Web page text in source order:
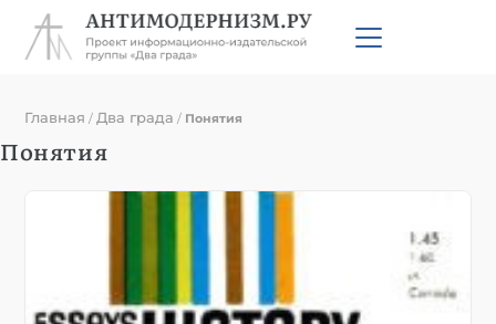
Главная / Два града / Понятия
Понятия